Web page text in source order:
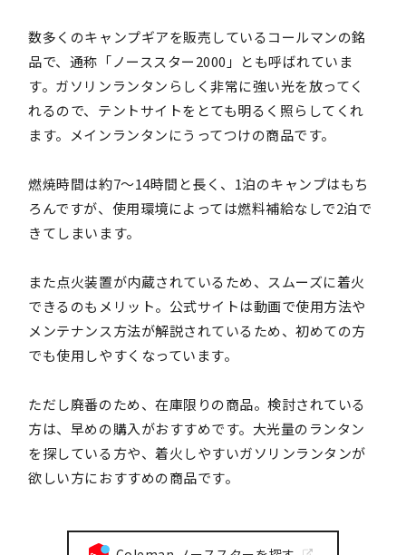
数多くのキャンプギアを販売しているコールマンの銘
品で、通称「ノーススター2000」とも呼ばれていま
す。ガソリンランタンらしく非常に強い光を放ってく
れるので、テントサイトをとても明るく照らしてくれ
ます。メインランタンにうってつけの商品です。
燃焼時間は約7～14時間と長く、1泊のキャンプはもち
ろんですが、使用環境によっては燃料補給なしで2泊で
きてしまいます。
また点火装置が内蔵されているため、スムーズに着火
できるのもメリット。公式サイトは動画で使用方法や
メンテナンス方法が解説されているため、初めての方
でも使用しやすくなっています。
ただし廃番のため、在庫限りの商品。検討されている
方は、早めの購入がおすすめです。大光量のランタン
を探している方や、着火しやすいガソリンランタンが
欲しい方におすすめの商品です。